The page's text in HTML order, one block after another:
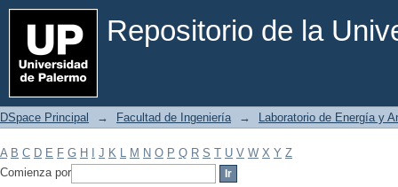
Repositorio de la
Filtrar por: Materia
DSpace Principal → Facultad de Ingeniería → Laboratorio de Energía y
A B C D E F G H J K L M N O P Q R S T U V W X Y Z
Comienza por